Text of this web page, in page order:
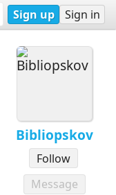
Sign up Sign in
Bibliopskov
Follow
Message